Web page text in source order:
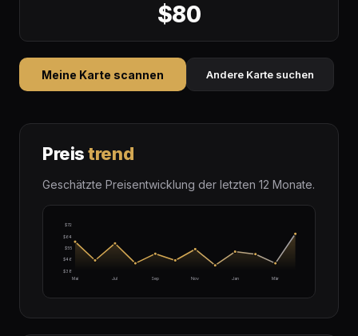
$80
Meine Karte scannen Andere Karte suchen
Preistrend
Geschätzte Preisentwicklung der letzten 12 Monate.
$38
$46
$55
$64
$72
Mai Jul Sep Nov Jan Mär